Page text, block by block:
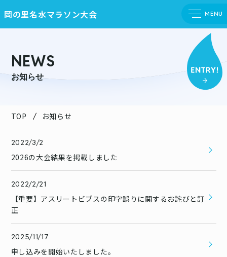
岡の里名水マラソン大会 MENU
NEWS
お知らせ
TOP お知らせ
2022/3/2
2026の大会結果を掲載しました
2022/2/21
【重要】アスリートビブスの印字誤りに関するお詫びと訂
正
2025/11/17
申し込みを開始いたしました。